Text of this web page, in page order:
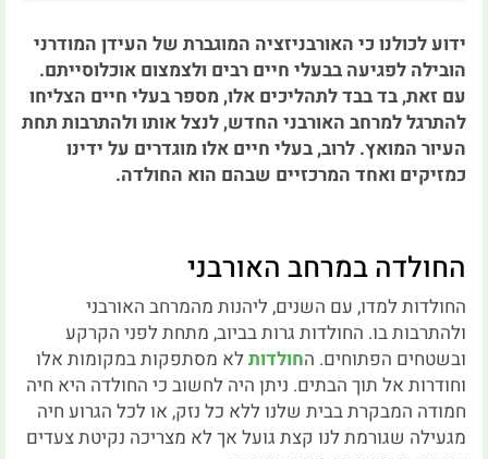
ידוע לכולנו כי האורבניזציה המוגברת של העידן המודרני
הובילה לפגיעה בבעלי חיים רבים ולצמצום אוכלוסייתם.
עם זאת, בד בבד לתהליכים אלו, מספר בעלי חיים הצליחו
להתרגל למרחב האורבני החדש, לנצל אותו ולהתרבות תחת
העיור המואץ. לרוב, בעלי חיים אלו מוגדרים על ידינו
כמזיקים ואחד המרכזיים שבהם הוא החולדה.
החולדה במרחב האורבני
החולדות למדו, עם השנים, ליהנות מהמרחב האורבני
ולהתרבות בו. החולדות גרות בביוב, מתחת לפני הקרקע
ובשטחים הפתוחים. החולדות לא מסתפקות במקומות אלו
וחודרות אל תוך הבתים. ניתן היה לחשוב כי החולדה היא חיה
חמודה המבקרת בבית שלנו ללא כל נזק, או לכל הגרוע חיה
מגעילה שגורמת לנו קצת גועל אך לא מצריכה נקיטת צעדים